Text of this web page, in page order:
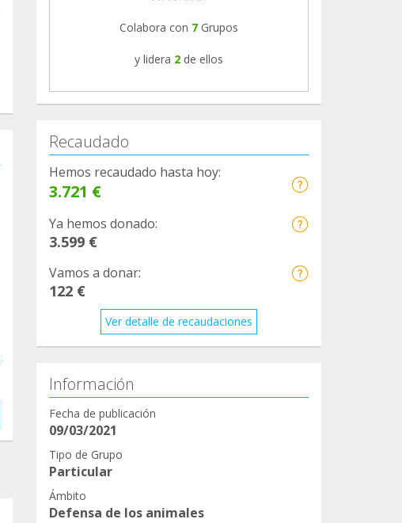
Colabora con 7 Grupos
y lidera 2 de ellos
Recaudado
Hemos recaudado hasta hoy:
3.721 €
Ya hemos donado:
3.599 €
Vamos a donar:
122 €
Ver detalle de recaudaciones
Información
Fecha de publicación
09/03/2021
Tipo de Grupo
Particular
Ámbito
Defensa de los animales